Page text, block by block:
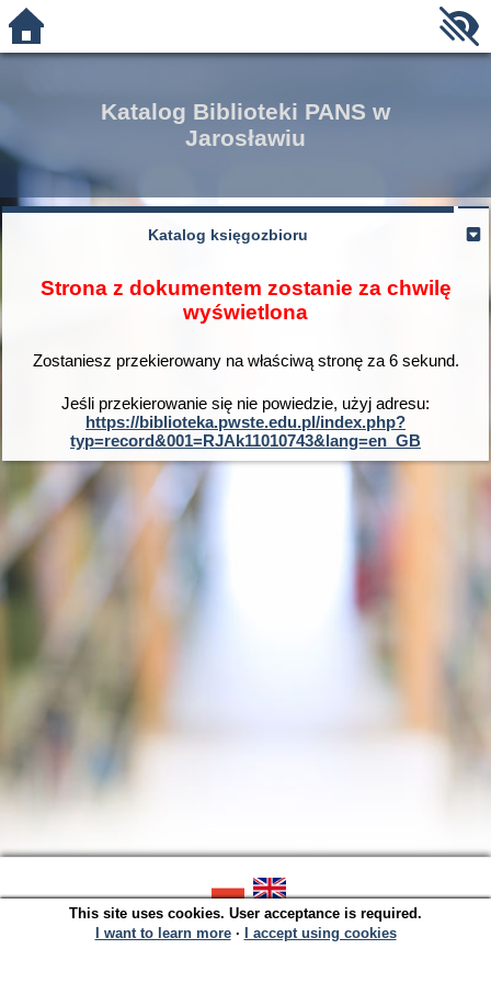
Katalog Biblioteki PANS w
Jarosławiu
Katalog księgozbioru
Strona z dokumentem zostanie za chwilę
wyświetlona
Zostaniesz przekierowany na właściwą stronę za 6sekund.
Jeśli przekierowanie się nie powiedzie, użyj adresu:
https://biblioteka.pwste.edu.pl/index.php?
typ=record&001=RJAk11010743&lang=en_GB
SOWA OPAC v. 6.11.9 (2026-07-21)
Generated in 0,0025 s.
This site uses cookies. User acceptance is required.
I want to learn more∙ I accept using cookies